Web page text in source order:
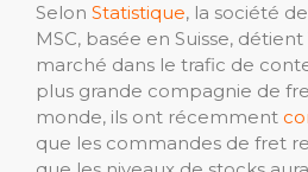
Selon Statistique, la société
MSC, basée en Suisse,
marché dans le trafic de
plus grande compagnie de
monde, ils ont récemment
que les commandes de fret